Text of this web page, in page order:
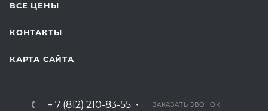
ВСЕ ЦЕНЫ
КОНТАКТЫ
КАРТА САЙТА
+ 7 (812) 210-83-55 ЗАКАЗАТЬ ЗВОНОК